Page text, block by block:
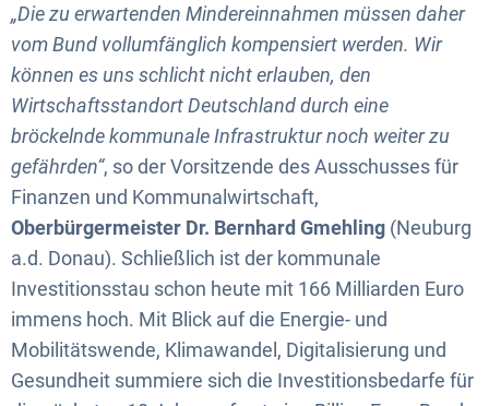
„Die zu erwartenden Mindereinnahmen müssen daher
vom Bund vollumfänglich kompensiert werden. Wir
können es uns schlicht nicht erlauben, den
Wirtschaftsstandort Deutschland durch eine
bröckelnde kommunale Infrastruktur noch weiter zu
gefährden“, so der Vorsitzende des Ausschusses für
Finanzen und Kommunalwirtschaft,
Oberbürgermeister Dr. Bernhard Gmehling (Neuburg
a.d. Donau). Schließlich ist der kommunale
Investitionsstau schon heute mit 166 Milliarden Euro
immens hoch. Mit Blick auf die Energie- und
Mobilitätswende, Klimawandel, Digitalisierung und
Gesundheit summiere sich die Investitionsbedarfe für